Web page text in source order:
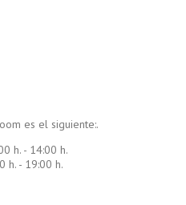
es el siguiente:.
h. - 14:00 h.
h. - 19:00 h.